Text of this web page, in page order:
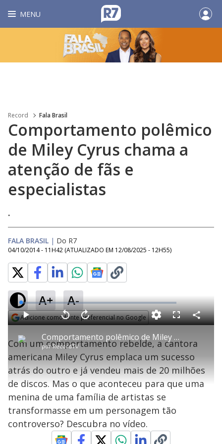
MENU
Record Fala Brasil
Comportamento polêmico
de Miley Cyrus chama a
atenção de fãs e
especialistas
.
FALA BRASIL | Do R7
04/10/2014 - 11H42 (ATUALIZADO EM 12/08/2025 - 12H55)
A+ A-
Adicione como fonte preferencial no Google
P
l
a
y
Comportamento polêmico de Miley Cyrus chama a atenção de fãs e especialistas
porRecordTV
P V
t
a
r
1
e
g
n
d
s
A
n
ç
a
r
1
s
e
u
n
o
s
L
o
a
d
e
:
1
.
4
0
%
F
l
s
c
e
n
C
o
a
r
a
Com um comportamento rebelde, a cantora
americana Miley Cyrus emplaca um sucesso
atrás do outro e já vendeu mais de 20 milhões
de discos. Mas o que aconteceu para que uma
menina de uma família de artistas se
transformasse em um personagem tão
controverso? Descubra no vídeo.